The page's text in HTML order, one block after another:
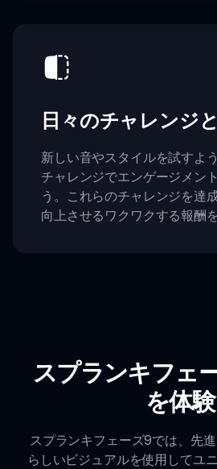
日々のチャレンジ
新しい音やスタイルを試すよ
チャレンジでエンゲージメン
う。これらのチャレンジを達
向上させるワクワクする報酬
スプランキフェ
を体験
スプランキフェーズ9では、先
らしいビジュアルを使用してユ